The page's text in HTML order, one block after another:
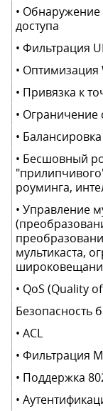
•
доступа
• Фильтрация
• Оптимизация
• Привязка к
• Ограничение
•
• Бесшовный
роуминга,
• Управление
мультикаста,
• QoS (Quality
Безопасность
• ACL
• Фильтрация
• Поддержка
•